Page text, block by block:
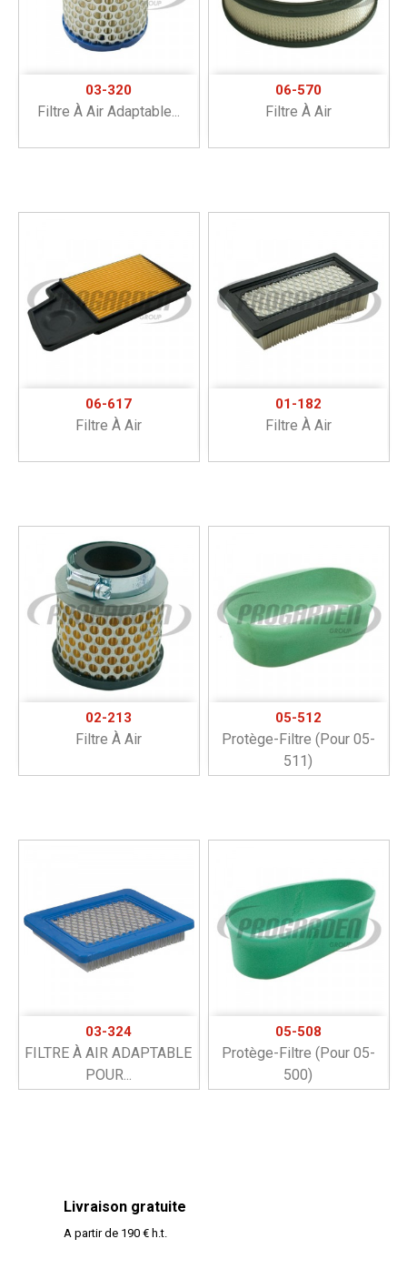
03-320
Filtre À Air Adaptable...
06-570
Filtre À Air
06-617
Filtre À Air
01-182
Filtre À Air
02-213
Filtre À Air
05-512
Protège-Filtre (pour 05-
511)
03-324
FILTRE À AIR ADAPTABLE
POUR...
05-508
Protège-Filtre (pour 05-
500)
Livraison gratuite
A partir de 190 € h.t.